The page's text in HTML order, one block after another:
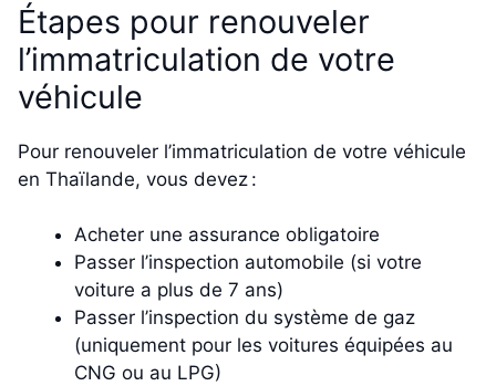
Étapes pour renouveler
l’immatriculation de votre
véhicule
Pour renouveler l’immatriculation de votre véhicule
en Thaïlande, vous devez :
Acheter une assurance obligatoire
Passer l’inspection automobile (si votre
voiture a plus de 7 ans)
Passer l’inspection du système de gaz
(uniquement pour les voitures équipées au
CNG ou au LPG)